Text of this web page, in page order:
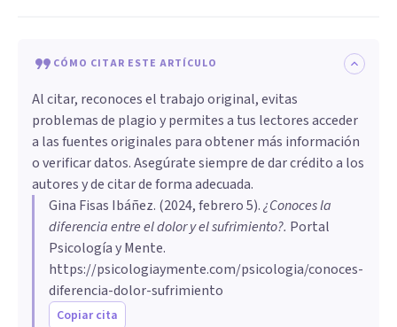
CÓMO CITAR ESTE ARTÍCULO
Al citar, reconoces el trabajo original, evitas
problemas de plagio y permites a tus lectores acceder
a las fuentes originales para obtener más información
o verificar datos. Asegúrate siempre de dar crédito a los
autores y de citar de forma adecuada.
Gina Fisas Ibáñez. (2024, febrero 5).¿Conoces la
diferencia entre el dolor y el sufrimiento?. Portal
Psicología y Mente.
https://psicologiaymente.com/psicologia/conoces-
diferencia-dolor-sufrimiento
Copiar cita